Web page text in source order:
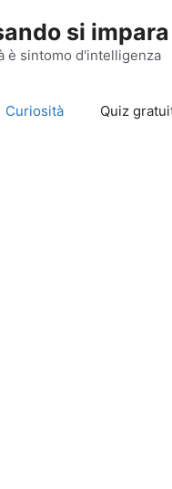
si impara
è sintomo d'intelligenza
Curiosità Quiz